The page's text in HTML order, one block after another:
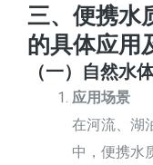
三、便携水
的具体应用
（一）自然水
应用场景
在河流、湖
中，便携水